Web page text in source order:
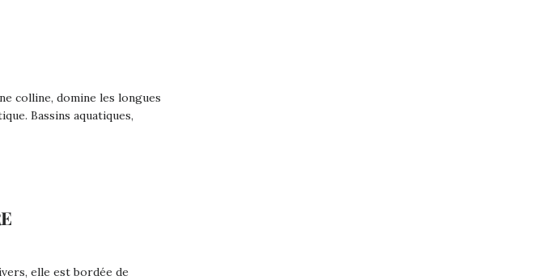
colline, domine les longues
Bassins aquatiques,
elle est bordée de